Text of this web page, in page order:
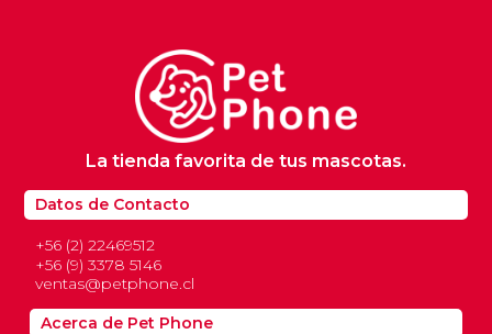
Datos de Contacto
+56 (2) 22469512
+56 (9) 3378 5146
ventas@petphone.cl
La tienda favorita de tus mascotas.
Acerca de Pet Phone